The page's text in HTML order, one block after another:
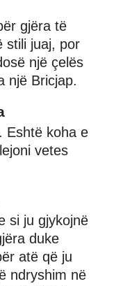
gjëra të
stili juaj, por
një çelës
një Bricjap.
Eshtë koha e
vetes
si ju gjykojnë
duke
atë që ju
ndryshim në